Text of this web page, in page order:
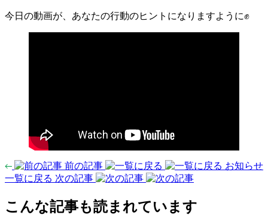
今日の動画が、あなたの行動のヒントになりますように✊
前の記事
お知らせ
一覧に戻る 次の記事
こんな記事も読まれています